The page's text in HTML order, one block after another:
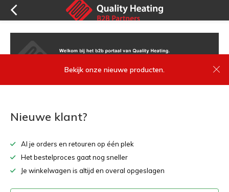
Bekijk onze nieuwe producten.
Nieuwe klant?
Al je orders en retouren op één plek
Het bestelproces gaat nog sneller
Je winkelwagen is altijd en overal opgeslagen